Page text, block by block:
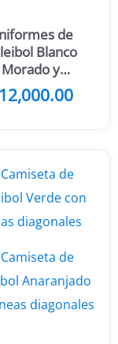
de
Blanco
Morado y
rosados